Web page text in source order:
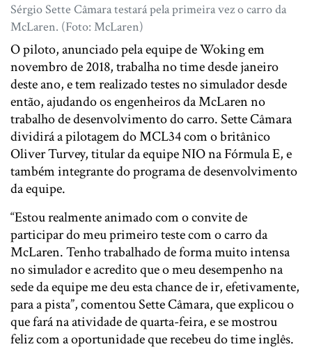
Sérgio Sette Câmara testará pela primeira vez o carro da
McLaren. (Foto: McLaren)
O piloto, anunciado pela equipe de Woking em
novembro de 2018, trabalha no time desde janeiro
deste ano, e tem realizado testes no simulador desde
então, ajudando os engenheiros da McLaren no
trabalho de desenvolvimento do carro. Sette Câmara
dividirá a pilotagem do MCL34 com o britânico
Oliver Turvey, titular da equipe NIO na Fórmula E, e
também integrante do programa de desenvolvimento
da equipe.
“Estou realmente animado com o convite de
participar do meu primeiro teste com o carro da
McLaren. Tenho trabalhado de forma muito intensa
no simulador e acredito que o meu desempenho na
sede da equipe me deu esta chance de ir, efetivamente,
para a pista”, comentou Sette Câmara, que explicou o
que fará na atividade de quarta-feira, e se mostrou
feliz com a oportunidade que recebeu do time inglês.